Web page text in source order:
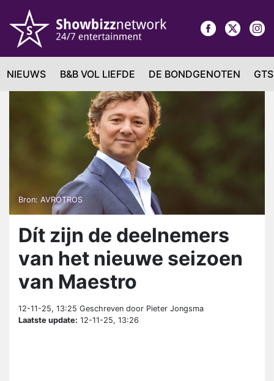
NIEUWS B&B VOL LIEFDE DE BONDGENOTEN
Bron: AVROTROS
Dít zijn de deelnemers
van het nieuwe seizoen
van Maestro
12-11-25, 13:25 Geschreven door Pieter Jongsma
Laatste update: 12-11-25, 13:26